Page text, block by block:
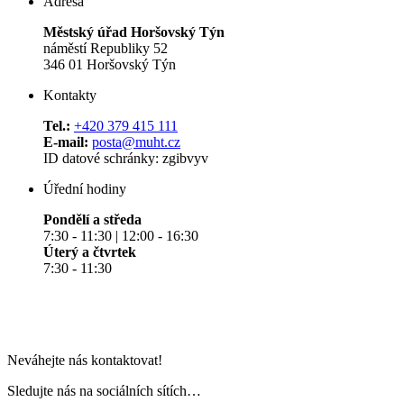
Městský úřad Horšovský Týn
náměstí Republiky 52
346 01 Horšovský Týn
Kontakty
Tel.: +420 379 415 111
E-mail: posta@muht.cz
ID datové schránky: zgibvyv
Úřední hodiny
Pondělí a středa
7:30 - 11:30 | 12:00 - 16:30
Úterý a čtvrtek
7:30 - 11:30
Neváhejte nás kontaktovat!
Sledujte nás na sociálních sítích…